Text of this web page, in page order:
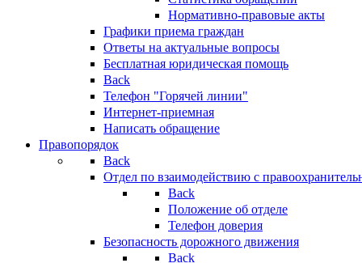
Нормативно-правовые акты
Графики приема граждан
Ответы на актуальные вопросы
Бесплатная юридическая помощь
Back
Телефон "Горячей линии"
Интернет-приемная
Написать обращение
Правопорядок
Back
Отдел по взаимодействию с
Back
Положение об отделе
Телефон доверия
Безопасность дорожного движения
Back